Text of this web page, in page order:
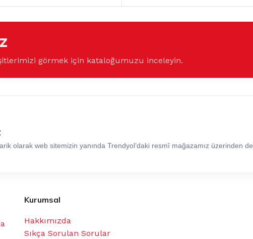
görmek için kataloğumuzu inceleyin.
olarak web sitemizin yanında Trendyol’daki resmî mağazamız üzerinden de
Kurumsal
Hakkımızda
Sıkça Sorulan Sorular